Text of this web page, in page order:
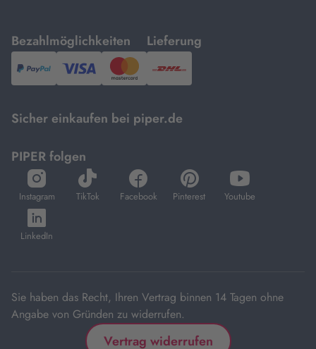
Bezahlmöglichkeiten
mit
PayPal,Visa
und
Lieferung
mit
DHL.
Sicher einkaufen bei piper.de
PIPER folgen
Instagram
öffnet
in
neuem
Tab
TikTok
öffnet
in
Facebook
öffnet
in
Pinterest
öffnet
in
Youtube
öffnet
in
LinkedIn
öffnet
in
Sie haben das Recht, Ihren Vertrag binnen 14 Tagen ohne
Angabe von Gründen zu widerrufen.
Vertrag widerrufen